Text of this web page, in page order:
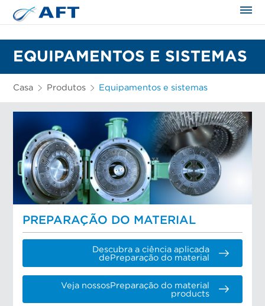
EQUIPAMENTOS E SISTEMAS
Casa Produtos Equipamentos e sistemas
PREPARAÇÃO DO MATERIAL
Descubra a ciência aplicada
dePreparação do material
Veja nossosPreparação do material
products